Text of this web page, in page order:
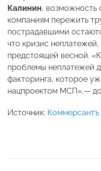
Калинин, возможность
компаниям пережить
пострадавшими
что кризис
предстоящей весной.
проблемы неплатежей
факторинга, которое
нацпроектом МСП»,—
Источник: Коммерсантъ